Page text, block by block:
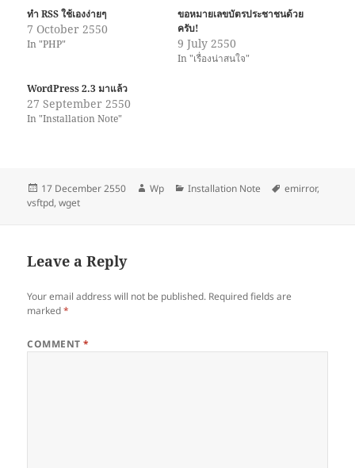
ทำ RSS ใช้เองง่ายๆ
7 October 2550
In "PHP"
ขอหมายเลขบัตรประชาชนด้วย
ครับ!
9 July 2550
In "เรื่องน่าสนใจ"
WordPress 2.3 มาแล้ว
27 September 2550
In "Installation Note"
Posted
on
17 December 2550 Author
Wp Categories
Installation Note Tags
emirror,
vsftpd,wget
Leave a Reply
Your email address will not be published. Required fields are
marked*
COMMENT*